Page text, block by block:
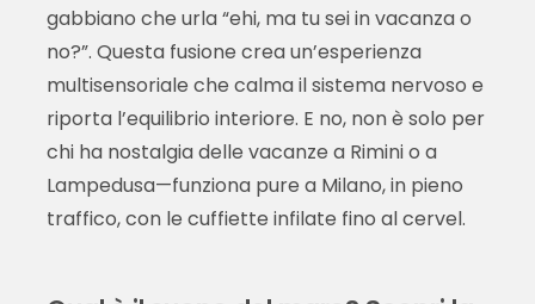
gabbiano che urla “ehi, ma tu sei in vacanza o
no?”. Questa fusione crea un’esperienza
multisensoriale che calma il sistema nervoso e
riporta l’equilibrio interiore. E no, non è solo per
chi ha nostalgia delle vacanze a Rimini o a
Lampedusa—funziona pure a Milano, in pieno
traffico, con le cuffiette infilate fino al cervel.